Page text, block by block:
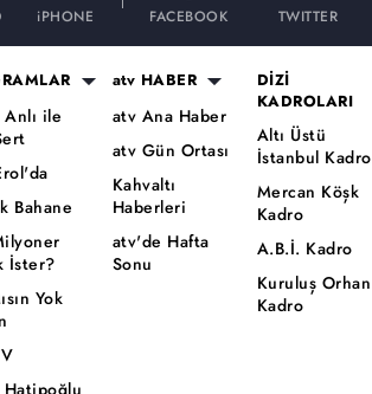
iPHONE FACEBOOK TWITTER
ile
Bahane
İster?
Yok
atv HABER
atv Ana Haber
atv Gün Ortası
Kahvaltı
Haberleri
atv'de Hafta
Sonu
DİZİ
KADROLARI
Altı Üstü
İstanbul Kadro
Mercan Köşk
Kadro
A.B.İ. Kadro
Kuruluş Orhan
Kadro